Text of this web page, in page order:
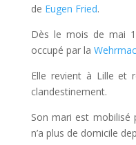
de Eugen Fried.
Dès le mois de mai
occupé par la
Elle revient à Lille et
clandestinement.
Son mari est mobilisé
n’a plus de domicile